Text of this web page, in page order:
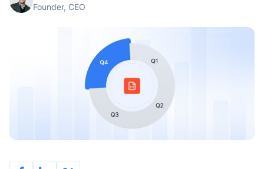
Founder, CEO